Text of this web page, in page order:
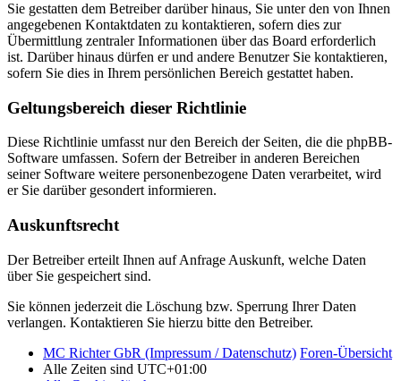
Sie gestatten dem Betreiber darüber hinaus, Sie unter den von Ihnen
angegebenen Kontaktdaten zu kontaktieren, sofern dies zur
Übermittlung zentraler Informationen über das Board erforderlich
ist. Darüber hinaus dürfen er und andere Benutzer Sie kontaktieren,
sofern Sie dies in Ihrem persönlichen Bereich gestattet haben.
Geltungsbereich dieser Richtlinie
Diese Richtlinie umfasst nur den Bereich der Seiten, die die phpBB-
Software umfassen. Sofern der Betreiber in anderen Bereichen
seiner Software weitere personenbezogene Daten verarbeitet, wird
er Sie darüber gesondert informieren.
Auskunftsrecht
Der Betreiber erteilt Ihnen auf Anfrage Auskunft, welche Daten
über Sie gespeichert sind.
Sie können jederzeit die Löschung bzw. Sperrung Ihrer Daten
verlangen. Kontaktieren Sie hierzu bitte den Betreiber.
MC Richter GbR (Impressum / Datenschutz) Foren-Übersicht
Alle Zeiten sind UTC+01:00